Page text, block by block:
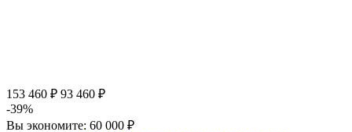
153 460 ₽ 93 460 ₽
-39%
Вы экономите: 60 000 ₽